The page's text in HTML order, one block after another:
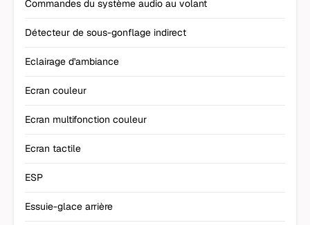
Commandes du système audio au volant
Détecteur de sous-gonflage indirect
Eclairage d'ambiance
Ecran couleur
Ecran multifonction couleur
Ecran tactile
ESP
Essuie-glace arrière